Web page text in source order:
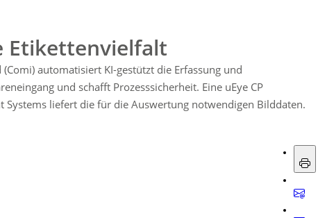
Etikettenvielfalt
automatisiert KI-gestützt die Erfassung und
und schafft Prozesssicherheit. Eine uEye CP
Systems liefert die für die Auswertung notwendigen Bilddaten.